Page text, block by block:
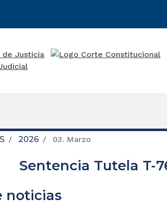
2026 03. Marzo
Sentencia Tutela T-
noticias